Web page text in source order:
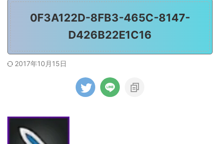
0F3A122D-8FB3-465C-8147-
D426B22E1C16
2017年10月15日